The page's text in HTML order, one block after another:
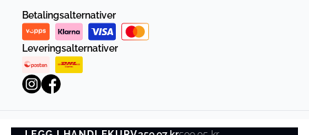
Betalingsalternativer
Leveringsalternativer